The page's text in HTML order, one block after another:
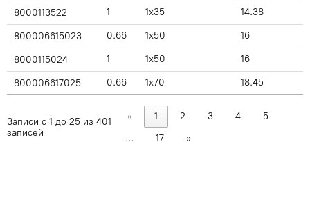
8000113522 1 1x35 14.38
800006615023 0.66 1x50 16
8000115024 1 1x50 16
800006617025 0.66 1x70 18.45
Записи с 1 до 25 из 401
записей
« 1 2 3 4
5
…
17 »